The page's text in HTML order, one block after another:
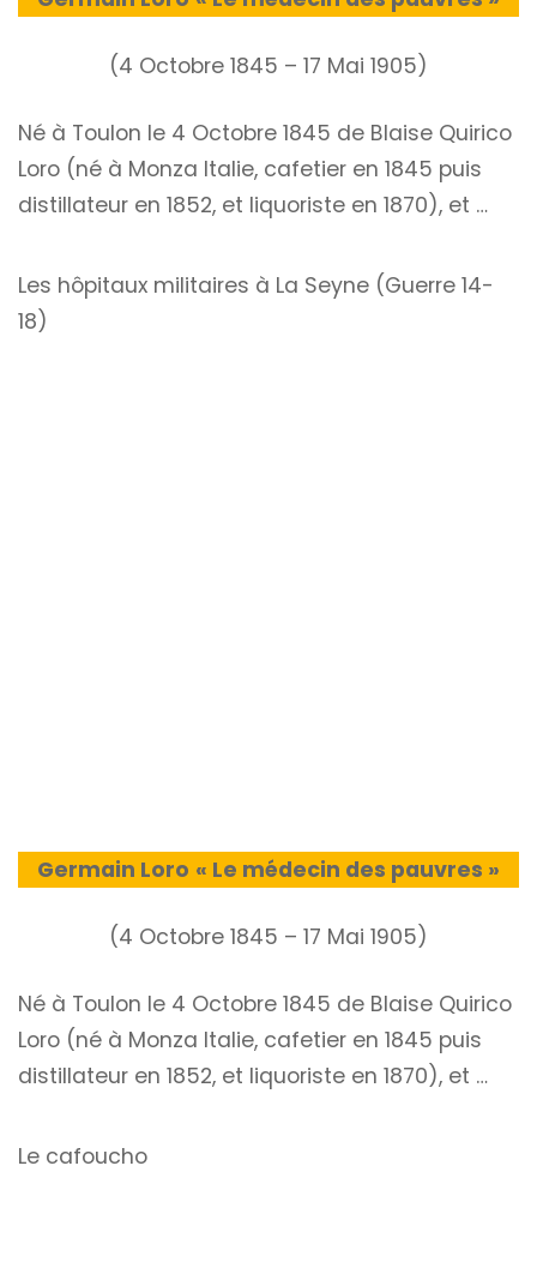
(4 Octobre 1845 – 17 Mai 1905)
Né à Toulon le 4 Octobre 1845 de Blaise Quirico
Loro (né à Monza Italie, cafetier en 1845 puis
distillateur en 1852, et liquoriste en 1870), et …
Les hôpitaux militaires à La Seyne (Guerre 14-
18)
Germain Loro « Le médecin des pauvres »
(4 Octobre 1845 – 17 Mai 1905)
Né à Toulon le 4 Octobre 1845 de Blaise Quirico
Loro (né à Monza Italie, cafetier en 1845 puis
distillateur en 1852, et liquoriste en 1870), et …
Le cafoucho